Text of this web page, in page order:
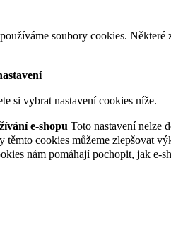
soubory cookies.
si vybrat nastavení cookies níže.
e-shopu Toto nastavení nelze
těmto cookies můžeme zlepšovat
nám pomáhají pochopit, jak e-